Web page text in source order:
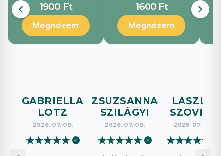
1900 Ft
Megnézem
1600 Ft
Megnézem
GABRIELLA
LOTZ
2026. 07. 08.
★★★★★ ✓
ZSUZSANNA
SZILÁGYI
2026. 07. 08.
★★★★★ ✓
LASZLO
SZOVICS
2026. 07. 08.
★★★★★